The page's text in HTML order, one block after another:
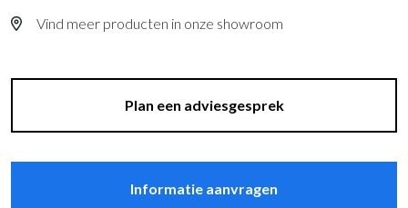
Vind meer producten in onze showroom
Plan een adviesgesprek
Informatie aanvragen